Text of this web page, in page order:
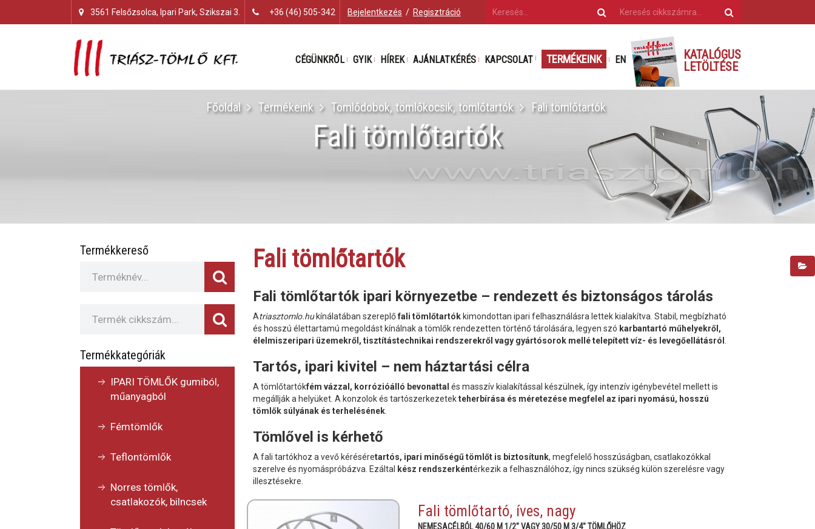
3561 Felsőzsolca, Ipari Park, Szikszai 3. +36 (46) 505-342 Bejelentkezés / Regisztráció
CÉGÜNKRŐL GYIK HÍREK AJÁNLATKÉRÉS KAPCSOLAT TERMÉKEINK EN
KATALÓGUS
LETÖLTÉSE
Főoldal Termékeink Tömlődobok, tömlőkocsik, tömlőtartók Fali tömlőtartók
Fali tömlőtartók
Termékkereső
Termékkategóriák
IPARI TÖMLŐK gumiból,
műanyagból
Fémtömlők
Teflontömlők
Norres tömlők,
csatlakozók, bilncsek
Fali tömlőtartók
Fali tömlőtartók ipari környezetbe – rendezett és biztonságos tárolás
Atriasztomlo.hukínálatában szereplőfali tömlőtartók kimondottan ipari felhasználásra lettek kialakítva. Stabil, megbízható
és hosszú élettartamú megoldást kínálnak a tömlők rendezetten történő tárolására, legyen szó karbantartó műhelyekről,
élelmiszeripari üzemekről, tisztítástechnikai rendszerekről vagy gyártósorok mellé telepített víz- és levegőellátásról
Tartós, ipari kivitel – nem háztartási célra
A tömlőtartókfém vázzal, korrózióálló bevonattal és masszív kialakítással készülnek, így intenzív igénybevétel mellett is
megállják a helyüket. A konzolok és tartószerkezetekteherbírása és méretezése megfelel az ipari nyomású, hosszú
tömlők súlyának és terhelésének
Tömlővel is kérhető
A fali tartókhoz a vevő kéréséretartós, ipari minőségű tömlőt is biztosítunk, megfelelő hosszúságban, csatlakozókkal
szerelve és nyomáspróbázva. Ezáltal
kész rendszerkéntérkezik a felhasználóhoz, így nincs szükség külön szerelésre vagy
illesztésekre.
Fali tömlőtartó, íves, nagy
NEMESACÉLBÓL 40/60 M 1/2" VAGY 30/50 M 3/4" TÖMLŐHÖZ